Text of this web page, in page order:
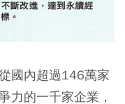
國內超過146萬家
力的一千家企業，